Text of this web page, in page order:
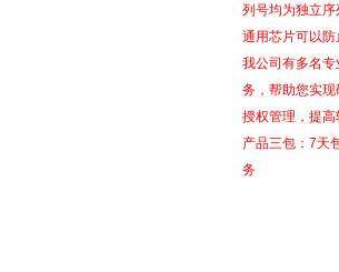
列号均为独立
通用芯片可以
我公司有多名
务，帮助您实
授权管理，提
产品三包：7天
务